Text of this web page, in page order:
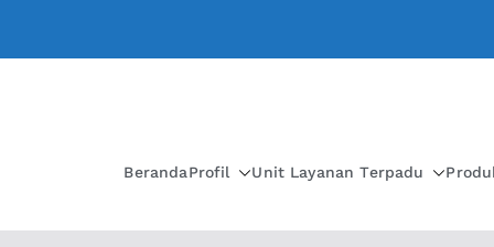
BerandaProfil Unit Layanan Terpadu